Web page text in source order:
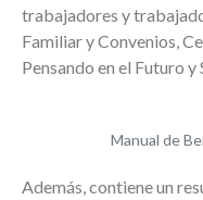
trabajadores y
Familiar y Convenios,
Pensando en el Futuro
Manual de
Además, contiene un